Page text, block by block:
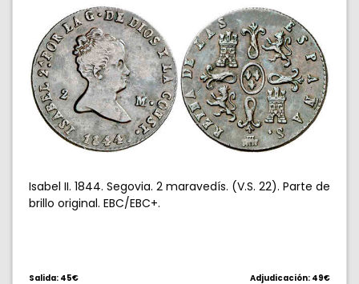
Isabel II. 1844. Segovia. 2 maravedís. (V.S. 22). Parte de
brillo original. EBC/EBC+.
Salida: 45€ Adjudicación: 49€